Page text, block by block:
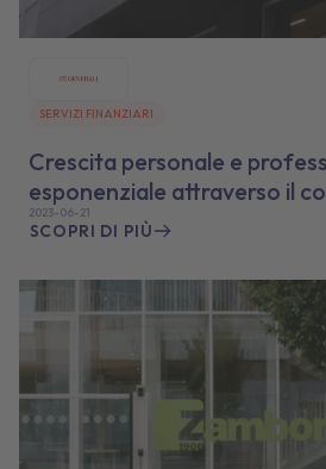
SERVIZI FINANZIARI
Crescita personale e
esponenziale attraverso il
2023-06-21
SCOPRI DI PIÙ